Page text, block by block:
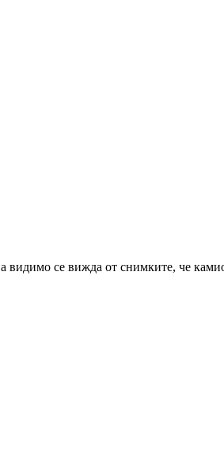
видимо се вижда от снимките, че